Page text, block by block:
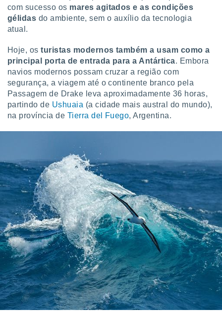
com sucesso os mares agitados e as condições
gélidas do ambiente, sem o auxílio da tecnologia
atual.
Hoje, osturistas modernos também a usam como a
principal porta de entrada para a Antártica. Embora
navios modernos possam cruzar a região com
segurança, a viagem até o continente branco pela
Passagem de Drake leva aproximadamente 36 horas,
partindo de Ushuaia (a cidade mais austral do mundo),
na província de Tierra del Fuego, Argentina.